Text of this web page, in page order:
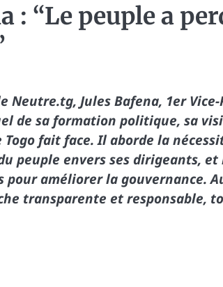
: “Le peuple a
Neutre.tg, Jules Bafena, 1er
de sa formation politique, sa
fait face. Il aborde la
peuple envers ses dirigeants,
pour améliorer la gouvernance.
transparente et responsable,